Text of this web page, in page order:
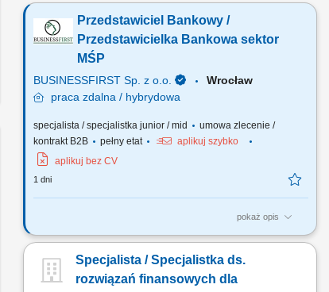
Przedstawiciel Bankowy /
Przedstawicielka Bankowa sektor
MŚP
BUSINESSFIRST Sp. z o.o.
Wrocław
praca zdalna / hybrydowa
specjalista / specjalistka junior / mid
umowa zlecenie /
kontrakt B2B
pełny etat
aplikuj szybko
aplikuj bez CV
1 dni
pokaż opis
Opis stanowiska Pozyskiwanie klientów biznesowych oraz
kredyty firmowe, rachunki bankowe, faktoring i inne
rozwiązania finansowe. Rozwój w kierunku multidoradcy
Specjalista / Specjalistka ds.
rozwiązań finansowych dla